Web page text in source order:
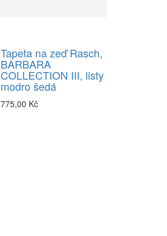
Tapeta na zeď Rasch,
BARBARA
COLLECTION III, listy
modro šedá
775,00 Kč